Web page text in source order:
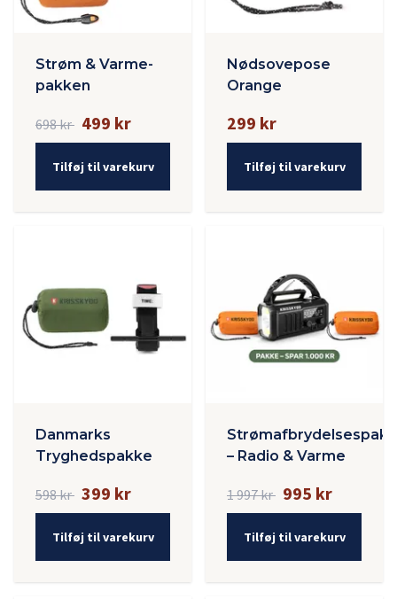
Strøm & Varme-
pakken
698 kr 499 kr
Tilføj til varekurv
Nødsovepose
Orange
299 kr
Tilføj til varekurv
Danmarks
Tryghedspakke
598 kr 399 kr
Tilføj til varekurv
– Radio & Varme
1 997 kr 995 kr
Tilføj til varekurv